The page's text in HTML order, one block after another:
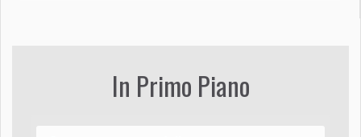
In Primo Piano